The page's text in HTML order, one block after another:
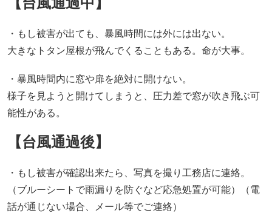
・もし被害が出ても、暴風時間には外には出ない。
大きなトタン屋根が飛んでくることもある。命が大事。
・暴風時間内に窓や扉を絶対に開けない。
様子を見ようと開けてしまうと、圧力差で窓が吹き飛ぶ可
能性がある。
【台風通過後】
・もし被害が確認出来たら、写真を撮り工務店に連絡。
（ブルーシートで雨漏りを防ぐなど応急処置が可能）（電
話が通じない場合、メール等でご連絡）